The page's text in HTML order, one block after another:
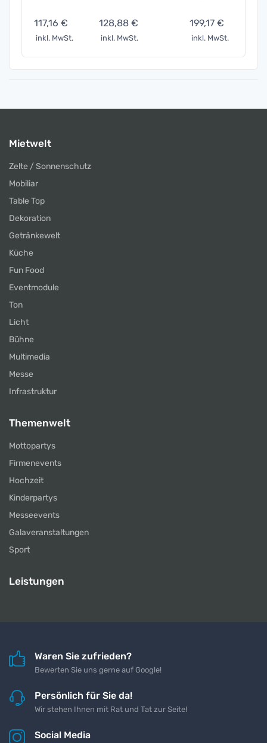
117,16 €
inkl. MwSt.
128,88 €
inkl. MwSt.
199,17 €
inkl. MwSt.
Mietwelt
Zelte / Sonnenschutz
Mobiliar
Table Top
Dekoration
Getränkewelt
Küche
Fun Food
Eventmodule
Ton
Licht
Bühne
Multimedia
Messe
Infrastruktur
Themenwelt
Mottopartys
Firmenevents
Hochzeit
Kinderpartys
Messeevents
Galaveranstaltungen
Sport
Leistungen
Waren Sie zufrieden?
Bewerten Sie uns gerne auf Google!
Persönlich für Sie da!
Wir stehen Ihnen mit Rat und Tat zur Seite!
Social Media